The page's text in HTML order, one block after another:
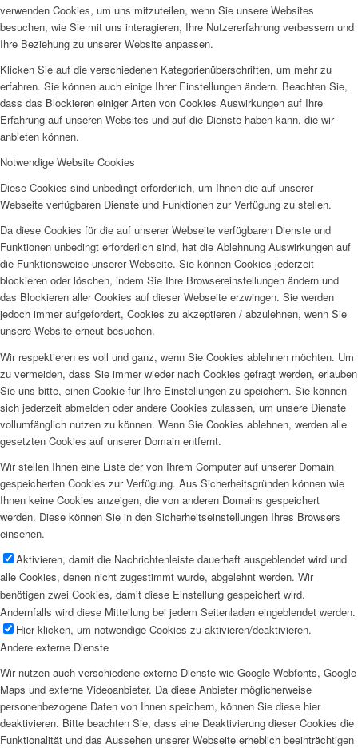
verwenden Cookies, um uns mitzuteilen, wenn Sie unsere Websites
besuchen, wie Sie mit uns interagieren, Ihre Nutzererfahrung verbessern und
Ihre Beziehung zu unserer Website anpassen.
Klicken Sie auf die verschiedenen Kategorienüberschriften, um mehr zu
erfahren. Sie können auch einige Ihrer Einstellungen ändern. Beachten Sie,
dass das Blockieren einiger Arten von Cookies Auswirkungen auf Ihre
Erfahrung auf unseren Websites und auf die Dienste haben kann, die wir
anbieten können.
Notwendige Website Cookies
Diese Cookies sind unbedingt erforderlich, um Ihnen die auf unserer
Webseite verfügbaren Dienste und Funktionen zur Verfügung zu stellen.
Da diese Cookies für die auf unserer Webseite verfügbaren Dienste und
Funktionen unbedingt erforderlich sind, hat die Ablehnung Auswirkungen auf
die Funktionsweise unserer Webseite. Sie können Cookies jederzeit
blockieren oder löschen, indem Sie Ihre Browsereinstellungen ändern und
das Blockieren aller Cookies auf dieser Webseite erzwingen. Sie werden
jedoch immer aufgefordert, Cookies zu akzeptieren / abzulehnen, wenn Sie
unsere Website erneut besuchen.
Wir respektieren es voll und ganz, wenn Sie Cookies ablehnen möchten. Um
zu vermeiden, dass Sie immer wieder nach Cookies gefragt werden, erlauben
Sie uns bitte, einen Cookie für Ihre Einstellungen zu speichern. Sie können
sich jederzeit abmelden oder andere Cookies zulassen, um unsere Dienste
vollumfänglich nutzen zu können. Wenn Sie Cookies ablehnen, werden alle
gesetzten Cookies auf unserer Domain entfernt.
Wir stellen Ihnen eine Liste der von Ihrem Computer auf unserer Domain
gespeicherten Cookies zur Verfügung. Aus Sicherheitsgründen können wie
Ihnen keine Cookies anzeigen, die von anderen Domains gespeichert
werden. Diese können Sie in den Sicherheitseinstellungen Ihres Browsers
einsehen.
Aktivieren, damit die Nachrichtenleiste dauerhaft ausgeblendet wird und
alle Cookies, denen nicht zugestimmt wurde, abgelehnt werden. Wir
benötigen zwei Cookies, damit diese Einstellung gespeichert wird.
Andernfalls wird diese Mitteilung bei jedem Seitenladen eingeblendet werden.
Hier klicken, um notwendige Cookies zu aktivieren/deaktivieren.
Andere externe Dienste
Wir nutzen auch verschiedene externe Dienste wie Google Webfonts, Google
Maps und externe Videoanbieter. Da diese Anbieter möglicherweise
personenbezogene Daten von Ihnen speichern, können Sie diese hier
deaktivieren. Bitte beachten Sie, dass eine Deaktivierung dieser Cookies die
Funktionalität und das Aussehen unserer Webseite erheblich beeinträchtigen